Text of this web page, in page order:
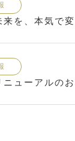
を、本気で変
ューアルの